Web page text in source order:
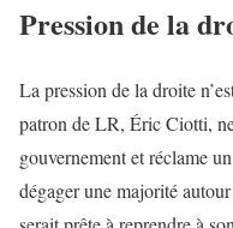
Pression de la
La pression de la droite
patron de LR, Éric Ciotti,
gouvernement et réclame
dégager une majorité